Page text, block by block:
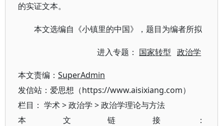
的实证文本。
本文选编自《小镇里的中国》，题目为编者所拟
进入专题： 国家转型 政治学
本文责编： SuperAdmin
发信站：爱思想（https://www.aisixiang.com）
栏目： 学术>政治学 >政治学理论与方法
本文链接：